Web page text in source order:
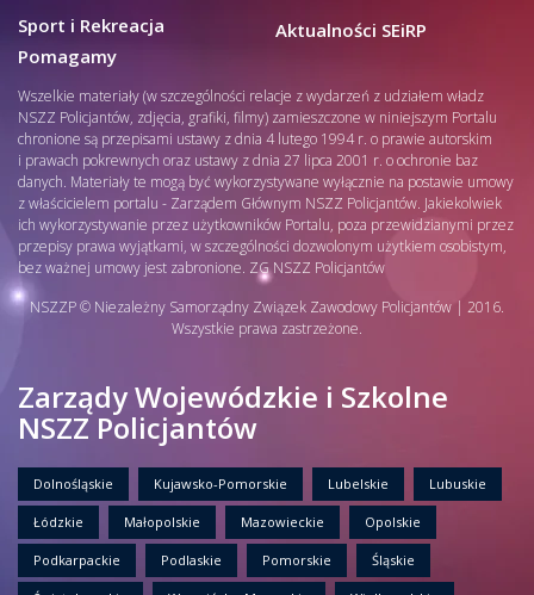
Sport i Rekreacja
Pomagamy
Aktualności SEiRP
Wszelkie materiały (w szczególności relacje z wydarzeń z udziałem władz
NSZZ Policjantów, zdjęcia, grafiki, filmy) zamieszczone w niniejszym Portalu
chronione są przepisami ustawy z dnia 4 lutego 1994 r. o prawie autorskim
i prawach pokrewnych oraz ustawy z dnia 27 lipca 2001 r. o ochronie baz
danych. Materiały te mogą być wykorzystywane wyłącznie na postawie umowy
z właścicielem portalu - Zarządem Głównym NSZZ Policjantów. Jakiekolwiek
ich wykorzystywanie przez użytkowników Portalu, poza przewidzianymi przez
przepisy prawa wyjątkami, w szczególności dozwolonym użytkiem osobistym,
bez ważnej umowy jest zabronione. ZG NSZZ Policjantów
NSZZP © Niezależny Samorządny Związek Zawodowy Policjantów | 2016.
Wszystkie prawa zastrzeżone.
Zarządy Wojewódzkie i Szkolne
NSZZ Policjantów
Dolnośląskie Kujawsko-Pomorskie Lubelskie Lubuskie
Łódzkie Małopolskie Mazowieckie Opolskie
Podkarpackie Podlaskie Pomorskie Śląskie